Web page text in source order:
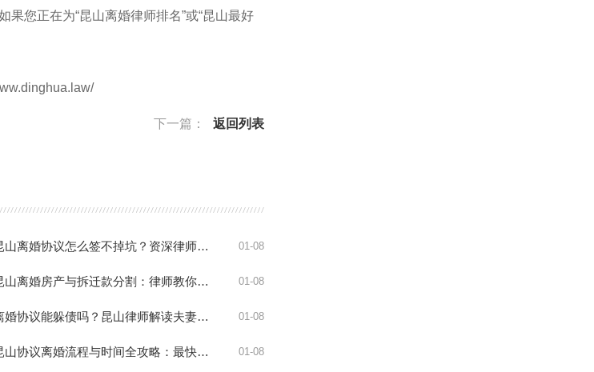
您正在为“昆山离婚律师排名”或“昆山最好
下一篇： 返回列表
昆山离婚协议怎么签不掉坑？资深律师揭秘三大陷阱 01-08
昆山离婚房产与拆迁款分割：律师教你利益最大化 01-08
离婚协议能躲债吗？昆山律师解读夫妻共同债务陷阱 01-08
昆山协议离婚流程与时间全攻略：最快多久能拿证？ 01-08